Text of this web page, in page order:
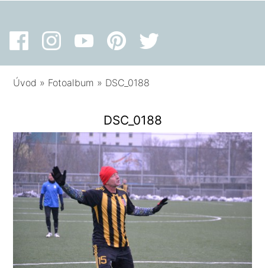
Úvod » Fotoalbum » DSC_0188
DSC_0188